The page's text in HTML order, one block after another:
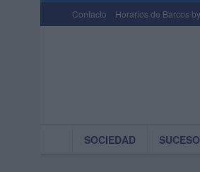
Contacto Horarios de Barcos
SOCIEDAD